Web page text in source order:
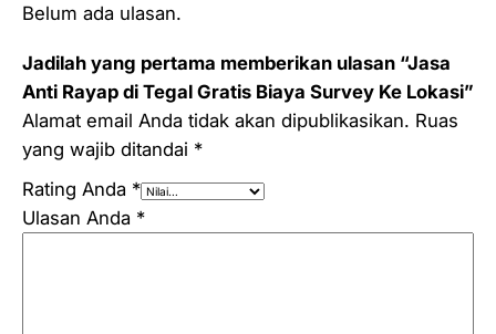
Belum ada ulasan.
Jadilah yang pertama memberikan ulasan “Jasa
Anti Rayap di Tegal Gratis Biaya Survey Ke Lokasi”
Alamat email Anda tidak akan dipublikasikan. Ruas
yang wajib ditandai *
Rating Anda *
Ulasan Anda *